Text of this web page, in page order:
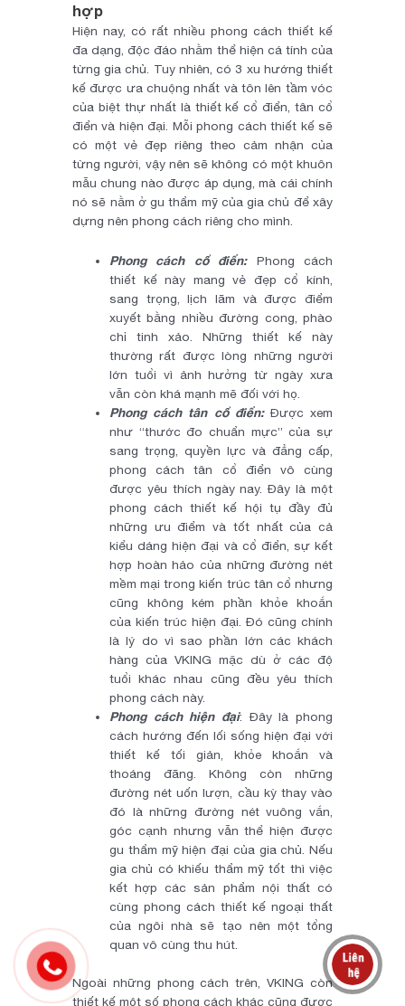
hợp
Hiện nay, có rất nhiều phong cách thiết kế
đa dạng, độc đáo nhằm thể hiện cá tính của
từng gia chủ. Tuy nhiên, có 3 xu hướng thiết
kế được ưa chuộng nhất và tôn lên tầm vóc
của biệt thự nhất là thiết kế cổ điển, tân cổ
điển và hiện đại. Mỗi phong cách thiết kế sẽ
có một vẻ đẹp riêng theo cảm nhận của
từng người, vậy nên sẽ không có một khuôn
mẫu chung nào được áp dụng, mà cái chính
nó sẽ nằm ở gu thẩm mỹ của gia chủ để xây
dựng nên phong cách riêng cho mình.
Phong cách cổ điển:Phong cách
thiết kế này mang vẻ đẹp cổ kính,
sang trọng, lịch lãm và được điểm
xuyết bằng nhiều đường cong, phào
chỉ tinh xảo. Những thiết kế này
thường rất được lòng những người
lớn tuổi vì ảnh hưởng từ ngày xưa
vẫn còn khá mạnh mẽ đối với họ.
Phong cách tân cổ điển:Được xem
như “thước đo chuẩn mực” của sự
sang trọng, quyền lực và đẳng cấp,
phong cách tân cổ điển vô cùng
được yêu thích ngày nay. Đây là một
phong cách thiết kế hội tụ đầy đủ
những ưu điểm và tốt nhất của cả
kiểu dáng hiện đại và cổ điển, sự kết
hợp hoàn hảo của những đường nét
mềm mại trong kiến trúc tân cổ nhưng
cũng không kém phần khỏe khoắn
của kiến trúc hiện đại. Đó cũng chính
là lý do vì sao phần lớn các khách
hàng của VKING mặc dù ở các độ
tuổi khác nhau cũng đều yêu thích
phong cách này.
Phong cách hiện đại: Đây là phong
cách hướng đến lối sống hiện đại với
thiết kế tối giản, khỏe khoắn và
thoáng đãng. Không còn những
đường nét uốn lượn, cầu kỳ thay vào
đó là những đường nét vuông vắn,
góc cạnh nhưng vẫn thể hiện được
gu thẩm mỹ hiện đại của gia chủ. Nếu
gia chủ có khiếu thẩm mỹ tốt thì việc
kết hợp các sản phẩm nội thất có
cùng phong cách thiết kế ngoại thất
của ngôi nhà sẽ tạo nên một tổng
quan vô cùng thu hút.
Ngoài những phong cách trên, VKING còn
thiết kế một số phong cách khác cũng được